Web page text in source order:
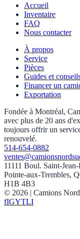
Accueil
Inventaire
FAQ
Nous contacter
À propos
Service
Pièces
Guides et
Financer un
Exportation
Fondée à Montréal,
avec plus de 20 ans
toujours offrir un
renouvelé.
514-654-0882
11111 Boul. Saint-
Pointe-aux-Trembles,
H1B 4B3
© 2026 | Camions
fIGYTLI